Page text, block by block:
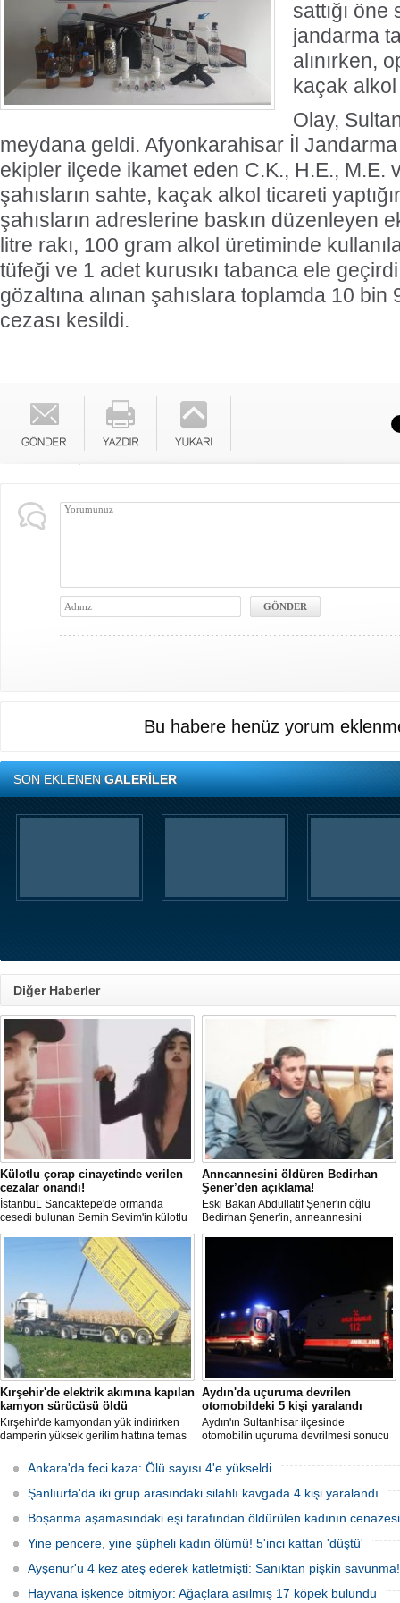
sattığı
jandarma
alınırken,
kaçak
Olay,
meydana geldi. Afyonkarahisar İl Jandarma
ekipler ilçede ikamet eden C.K., H.E., M.E.
şahısların sahte, kaçak alkol ticareti
şahısların adreslerine baskın düzenleyen
litre rakı, 100 gram alkol üretiminde
tüfeği ve 1 adet kurusıkı tabanca ele
gözaltına alınan şahıslara toplamda 10 bin
cezası kesildi.
Bu habere henüz yorum
SON EKLENENGALERİLER
Diğer Haberler
Külotlu çorap cinayetinde verilen
cezalar onandı!
İstanbuL Sancaktepe'de ormanda
cesedi bulunan Semih Sevim'in külotlu
çorapla boğularak öldürüldüğü
iddiasına ilişkin sanık Seçil Çiftçi'ye
verilen 'ağırlaştırılmış müebbet' ve
babası hakkındaki 'müebbet' kararı,
istinaf mahkemesi onadı.
Anneannesini öldüren Bedirhan
Şener’den açıklama!
Eski Bakan Abdüllatif Şener'in oğlu
Bedirhan Şener'in, anneannesini
öldürmesine ilişkin davada karar
çekerken, Şener'e verilen ceza belli
Kırşehir'de elektrik akımına kapılan
kamyon sürücüsü öldü
Kırşehir'de kamyondan yük indirirken
damperin yüksek gerilim hattına temas
sürücü hayatını kaybetti.
Aydın'da uçuruma devrilen
otomobildeki 5 kişi yaralandı
Aydın'ın Sultanhisar ilçesinde
otomobilin uçuruma devrilmesi sonucu
Ankara'da feci kaza: Ölü sayısı 4'e yükseldi
Şanlıurfa'da iki grup arasındaki silahlı kavgada 4 kişi yaralandı
Boşanma aşamasındaki eşi tarafından öldürülen kadının
Yine pencere, yine şüpheli kadın ölümü! 5'inci kattan 'düştü'
Ayşenur'u 4 kez ateş ederek katletmişti: Sanıktan pişkin savunma!
Hayvana işkence bitmiyor: Ağaçlara asılmış 17 köpek bulundu